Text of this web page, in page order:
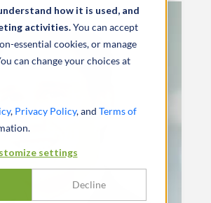
how it is used, and
activities.You can accept
essential cookies, or manage
can change your choices at
, Privacy Policy, and Terms of
settings
Decline